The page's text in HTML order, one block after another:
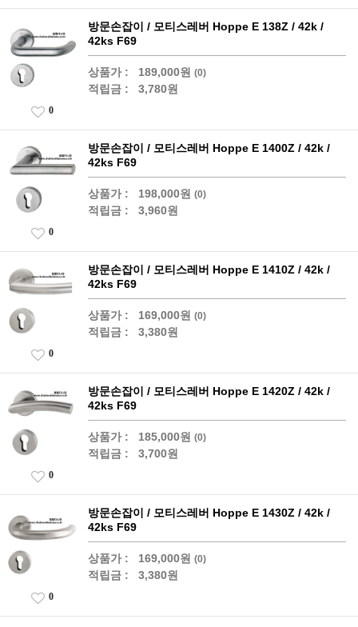
방문손잡이 / 모티스레버 Hoppe E 138Z / 42k /
42ks F69
상품가 : 189,000원 (0)
적립금 : 3,780원
0
방문손잡이 / 모티스레버 Hoppe E 1400Z / 42k /
42ks F69
상품가 : 198,000원 (0)
적립금 : 3,960원
0
방문손잡이 / 모티스레버 Hoppe E 1410Z / 42k /
42ks F69
상품가 : 169,000원 (0)
적립금 : 3,380원
0
방문손잡이 / 모티스레버 Hoppe E 1420Z / 42k /
42ks F69
상품가 : 185,000원 (0)
적립금 : 3,700원
0
방문손잡이 / 모티스레버 Hoppe E 1430Z / 42k /
42ks F69
상품가 : 169,000원 (0)
적립금 : 3,380원
0